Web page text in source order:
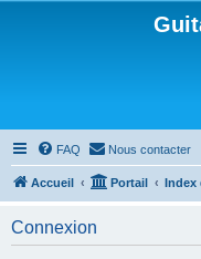
FAQ Nous contacter
Accueil Portail Index
Connexion